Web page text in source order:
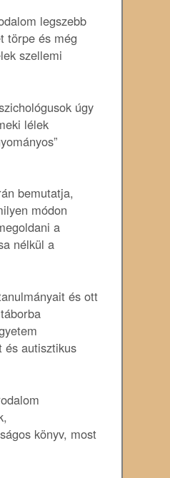
legszebb
törpe és még
szellemi
úgy
lélek
bemutatja,
módon
a
nélkül a
és ott
és autisztikus
könyv, most